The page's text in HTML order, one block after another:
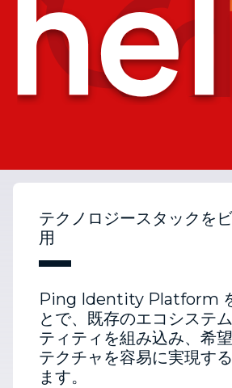
テクノロジースタックを
用
Ping Identity Platform
とで、既存のエコシステ
ティティを組み込み、希
テクチャを容易に実現す
ます。